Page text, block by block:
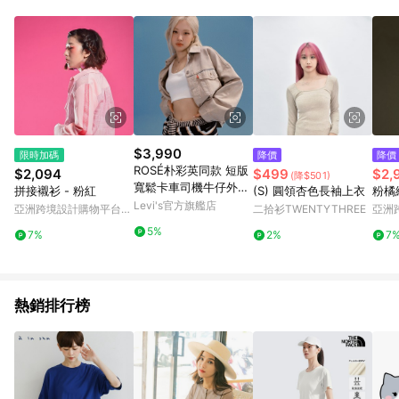
值點數、點數/禮物卡 [2025/2/16起適用] - 票券全品項
[2026/6/2起適用] 《5》回饋點數的計算將會排除【訂單活動折
扣 (含折價券折扣)】、【P幣扣抵】、【現金積點扣抵】及【訂單
運費】等金額。 《6》符合LINE POINTS回饋資格之訂單將於商
家訂單頁面標示「LINE回饋」，若無此標示則 不符合回饋LINE
POINTS點數資格亦不得使用點數紅包 。 《7》LINE購物設有
「單一商品最高回饋點數」機制 (特殊活動時開放「回饋無上
限」)，以同一訂單中同一商品不論件數計算，並依訂單成立時間
當下LINE購物所設定的回饋機制為準。 《8》LINE購物為購物資
訊整合性平台，商品資料更新會有時間差，如顯示之商品規格、
顏色、價位、贈品與PChome 24h購物銷售網頁不符，以銷售網
頁標示為準！
限時加碼
$2,094
拼接襯衫 - 粉紅
亞洲跨境設計購物平台
7%
$3,990
ROSÉ朴彩英同款 短版
寬鬆卡車司機牛仔外套
人氣新品
Levi's官方旗艦店
5%
降價
$499 (降$501)
(S) 圓領杏色長袖上衣
二拾衫TWENTYTHREE
2%
降價
粉橘
亞洲
熱銷排行榜